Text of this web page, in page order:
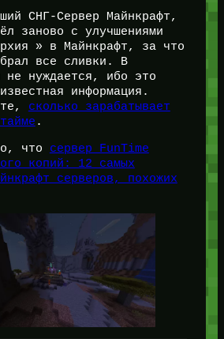
СНГ-Сервер Майнкрафт,
заново с улучшениями
» в Майнкрафт, за что
все сливки. В
не нуждается, ибо это
информация.
сколько зарабатывает
.
что сервер FunTime
копий: 12 самых
серверов, похожих